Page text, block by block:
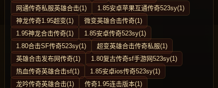
网通传奇私服英雄合击(1)
1.85安卓苹果互通传奇523sy(1)
神龙传奇1.95超变(1)
微变英雄合击传奇(1)
1.95神龙合击传奇(1)
1.85安卓传奇523sy(1)
1.80合击SF传奇523sy(1)
超变英雄合击传奇私服(1)
英雄合击发布网传奇(1)
1.80复古传奇sf手游网523sy(1)
热血传奇英雄合击sf(1)
1.85安卓ios传奇523sy(1)
龙吟传奇英雄合击(1)
传奇1.95连击版本(1)